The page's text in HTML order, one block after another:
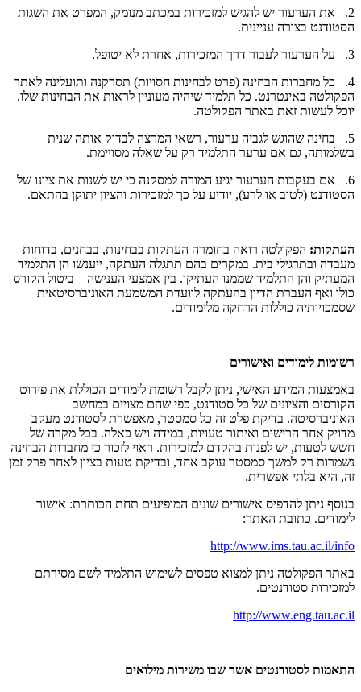
2. את הערעור יש להגיש למזכירות במכתב מנומק, המפרט את השגות
הסטודנט בצורה עניינית.
3. על הערעור לעבור דרך המזכירות, אחרת לא יטופל.
4. כל מחברות הבחינה (פרט לבחינות חסויות) תסרקנה ותועלינה לאתר
הפקולטה באינטרנט. כל תלמיד שיהיה מעוניין לראות את הבחינות שלו,
יוכל לעשות זאת באתר הפקולטה.
5. בחינה שהוגש לגביה ערעור, רשאי המרצה לבדוק אותה שנית
בשלמותה, גם אם ערער התלמיד רק על שאלה מסויימת.
6. אם בעקבות הערעור יגיע המורה למסקנה כי יש לשנות את ציונו של
הסטודנט (לטוב או לרע), יודיע על כך למזכירות והציון יתוקן בהתאם.
העתקות: הפקולטה רואה בחומרה העתקות בבחינות, בבחנים, בדוחות
מעבדה ובתרגילי בית. במקרים בהם תתגלה העתקה, ייענשו הן התלמיד
המעתיק והן התלמיד שממנו העתיקו. בין אמצעי הענישה – ביטול הקורס
כולו ואף העברת הדיון בהעתקה לוועדת המשמעת האוניברסיטאית
שסמכויותיה כוללות הרחקה מלימודים.
רשומות לימודים ואישורים
באמצעות המידע האישי, ניתן לקבל רשומת לימודים הכוללת את פירוט
הקורסים והציונים של כל סטודנט, כפי שהם מצויים במחשב
האוניברסיטה. בדיקת פלט זה כל סמסטר, מאפשרת לסטודנט מעקב
מדויק אחר הרישום ואיתור טעויות, במידה ויש כאלה. בכל מקרה של
חשש לטעות, יש לפנות בהקדם למזכירות. ראוי לזכור כי מחברות הבחינה
נשמרות רק למשך סמסטר עוקב אחד, ובדיקת טעות בציון לאחר פרק זמן
זה, היא בלתי אפשרית.
בנוסף ניתן להדפיס אישורים שונים המופיעים תחת הכותרת: אישור
לימודים. כתובת האתר:
http://www.ims.tau.ac.il/info
באתר הפקולטה ניתן למצוא טפסים לשימוש התלמיד לשם מסירתם
למזכירות סטודנטים.
http://www.eng.tau.ac.il
התאמות לסטודנטים אשר שבו משירות מילואים